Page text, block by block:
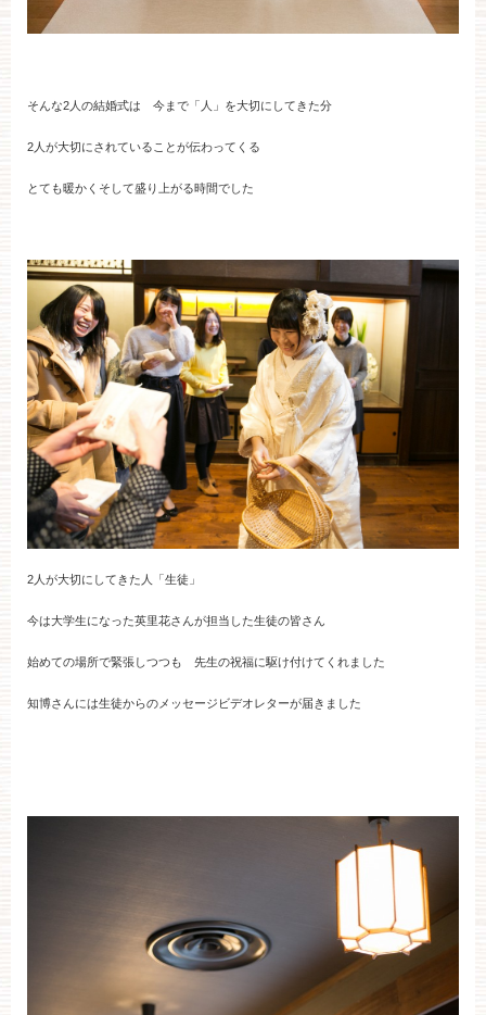
そんな2人の結婚式は 今まで「人」を大切にしてきた分
2人が大切にされていることが伝わってくる
とても暖かくそして盛り上がる時間でした
2人が大切にしてきた人「生徒」
今は大学生になった英里花さんが担当した生徒の皆さん
始めての場所で緊張しつつも 先生の祝福に駆け付けてくれました
知博さんには生徒からのメッセージビデオレターが届きました